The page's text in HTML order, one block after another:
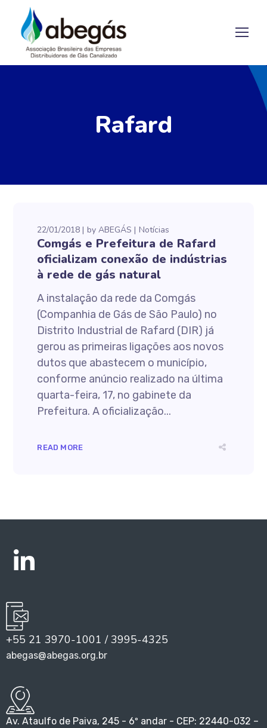
Rafard
22/01/2018 byABEGÁS Notícias
Comgás e Prefeitura de Rafard
oficializam conexão de indústrias
à rede de gás natural
A instalação da rede da Comgás
(Companhia de Gás de São Paulo) no
Distrito Industrial de Rafard (DIR) já
gerou as primeiras ligações aos novos
dutos que abastecem o município,
conforme anúncio realizado na última
quarta-feira, 17, no gabinete da
Prefeitura. A oficialização...
READ MORE
+55 21 3970-1001 / 3995-4325
abegas@abegas.org.br
Av. Ataulfo de Paiva, 245 - 6º andar - CEP: 22440-032 –